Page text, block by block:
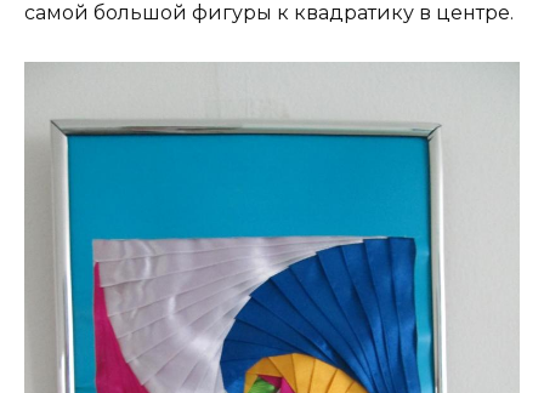
самой большой фигуры к квадратику в центре.